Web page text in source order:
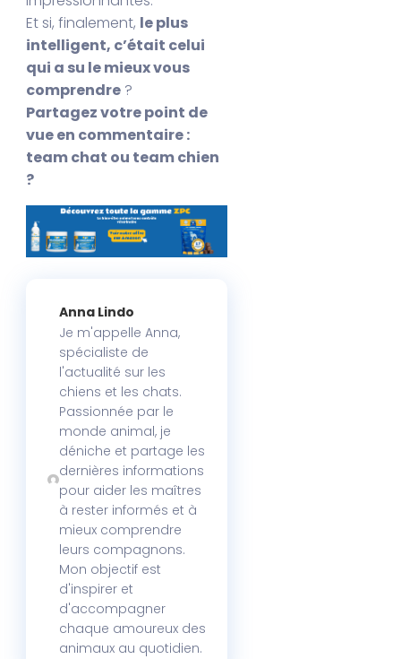
Et si, finalement, le plus
intelligent, c’était celui
qui a su le mieux vous
comprendre ?
Partagez votre point de
vue en commentaire :
team chat ou team chien
?
Anna Lindo
Je m'appelle Anna,
spécialiste de
l'actualité sur les
chiens et les chats.
Passionnée par le
monde animal, je
déniche et partage les
dernières informations
pour aider les maîtres
à rester informés et à
mieux comprendre
leurs compagnons.
Mon objectif est
d'inspirer et
d'accompagner
chaque amoureux des
animaux au quotidien.